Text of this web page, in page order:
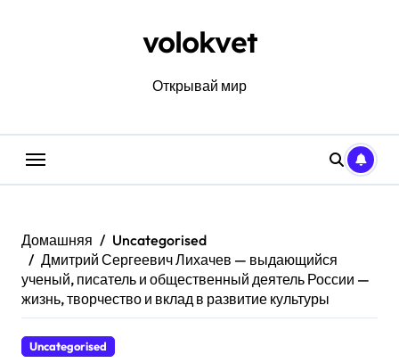
volokvet
Открывай мир
Домашняя
Uncategorised
Дмитрий Сергеевич Лихачев — выдающийся
ученый, писатель и общественный деятель России —
жизнь, творчество и вклад в развитие культуры
Uncategorised